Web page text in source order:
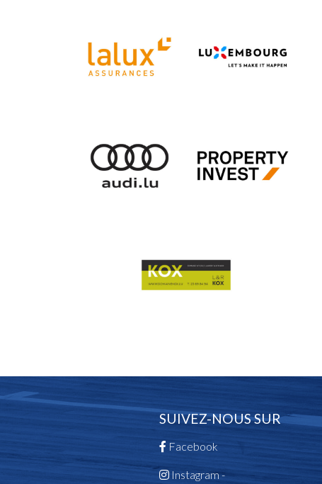
SUIVEZ-NOUS SUR
Facebook
Instagram -